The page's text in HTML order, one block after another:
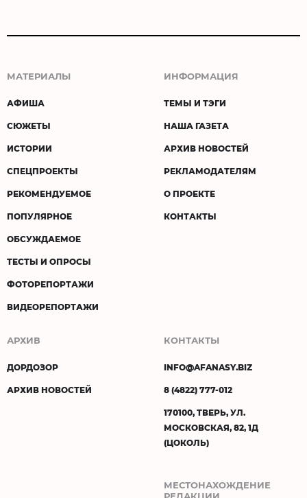
МАТЕРИАЛЫ
АФИША
СЮЖЕТЫ
ИСТОРИИ
СПЕЦПРОЕКТЫ
РЕКОМЕНДУЕМОЕ
ПОПУЛЯРНОЕ
ОБСУЖДАЕМОЕ
ТЕСТЫ И ОПРОСЫ
ФОТОРЕПОРТАЖИ
ВИДЕОРЕПОРТАЖИ
ИНФОРМАЦИЯ
ТЕМЫ И ТЭГИ
НАША ГАЗЕТА
АРХИВ НОВОСТЕЙ
РЕКЛАМОДАТЕЛЯМ
О ПРОЕКТЕ
КОНТАКТЫ
АРХИВ
ДОРДОЗОР
АРХИВ НОВОСТЕЙ
КОНТАКТЫ
INFO@AFANASY.BIZ
8 (4822) 777-012
170100, ТВЕРЬ, УЛ.
МОСКОВСКАЯ, 82, 1Д
(ЦОКОЛЬ)
МЕСТОНАХОЖДЕНИЕ
РЕДАКЦИИ